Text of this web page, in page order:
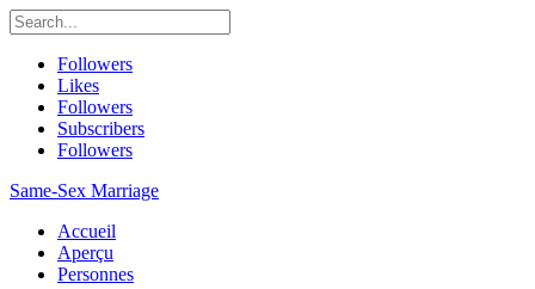
Followers
Likes
Followers
Subscribers
Followers
Same-Sex Marriage
Accueil
Aperçu
Personnes